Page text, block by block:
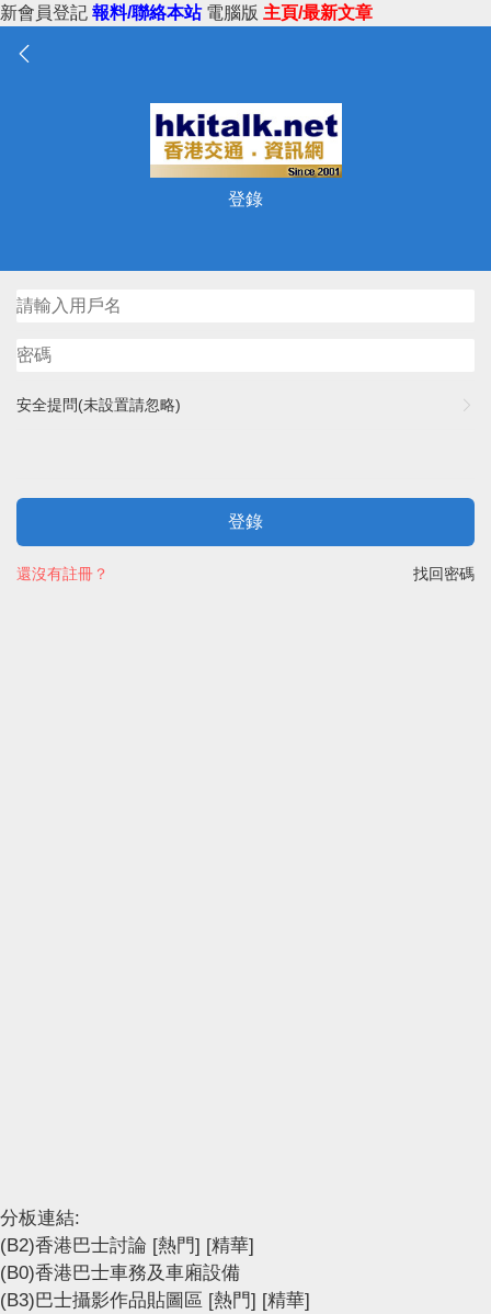
新會員登記 報料/聯絡本站 電腦版 主頁/最新文章
登錄
安全提問(未設置請忽略)
登錄
找回密碼
還沒有註冊？
分板連結:
(B2)香港巴士討論 [熱門] [精華]
(B0)香港巴士車務及車廂設備
(B3)巴士攝影作品貼圖區 [熱門] [精華]